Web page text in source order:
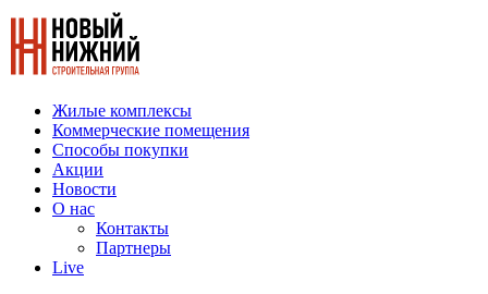
Жилые комплексы
Коммерческие помещения
Способы покупки
Акции
Новости
О нас
Контакты
Партнеры
Live